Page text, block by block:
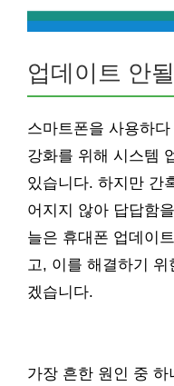
업데이트 안
스마트폰을 사용하
강화를 위해 시스템
있습니다. 하지만 간
어지지 않아 답답함
늘은 휴대폰 업데이
고, 이를 해결하기
겠습니다.
가장 흔한 원인 중 하